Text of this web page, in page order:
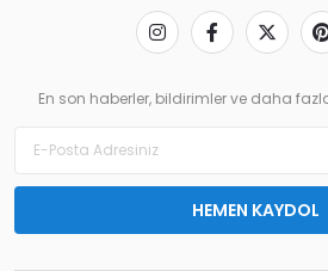
En son haberler, bildirimler ve daha
HEMEN KAYDOL